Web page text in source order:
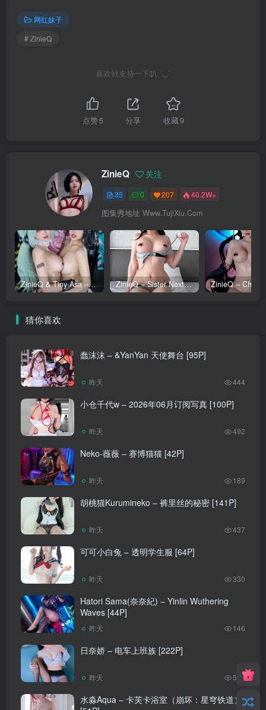
网红妹子
# ZinieQ
喜欢就支持一下叭 ´◡`
点赞5 分享 收藏9
ZinieQ 关注
35 0 207 40.2W+
图集秀地址 Www.TujiXiu.Com
ZinieQ & Tiny Asa – Corin x Ellen Joe [21P] ZinieQ – Sister Next Door [17P]
猜你喜欢
蠢沫沫 – &YanYan 天使舞台 [95P]
昨天 444
小仓千代w – 2026年06月订阅写真 [100P]
昨天 492
Neko-薇薇 – 赛博猫猫 [42P]
昨天 189
胡桃猫Kurumineko – 裤里丝的秘密 [141P]
昨天 437
可可小白兔 – 透明学生服 [64P]
昨天 330
Hatori Sama(奈奈紀) – Yinlin Wuthering
Waves [44P]
昨天 146
日奈娇 – 电车上班族 [222P]
昨天 527
水淼Aqua – 卡芙卡浴室（崩坏：星穹铁道）